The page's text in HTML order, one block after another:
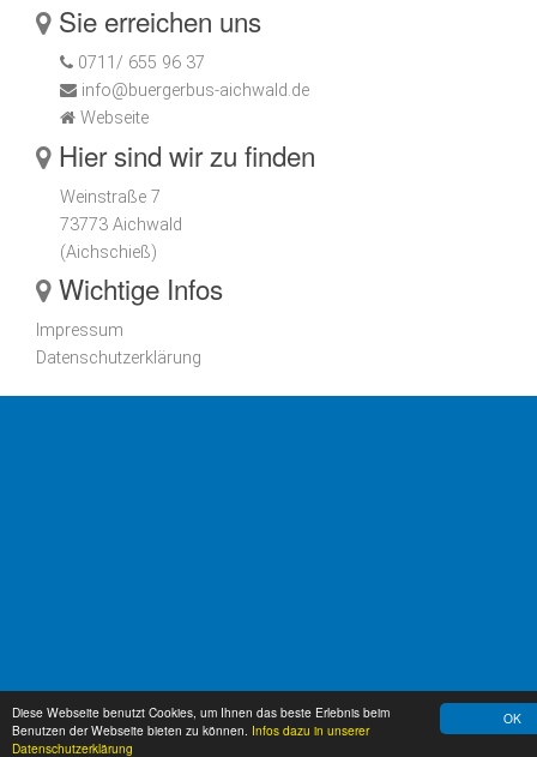
OK
Diese Webseite benutzt Cookies, um Ihnen das beste Erlebnis beim
Benutzen der Webseite bieten zu können. Infos dazu in unserer
Datenschutzerklärung
Sie erreichen uns
0711/ 655 96 37
info@buergerbus-aichwald.de
Webseite
Hier sind wir zu finden
Weinstraße 7
73773 Aichwald
(Aichschieß)
Wichtige Infos
Impressum
Datenschutzerklärung